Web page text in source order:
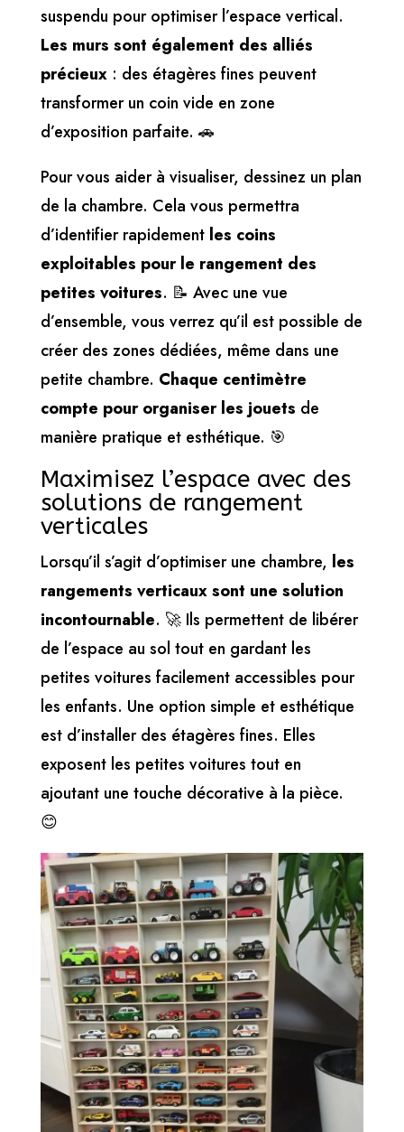
suspendu pour optimiser l’espace vertical.
Les murs sont également des alliés
précieux: des étagères fines peuvent
transformer un coin vide en zone
d’exposition parfaite. 🚗
Pour vous aider à visualiser, dessinez un plan
de la chambre. Cela vous permettra
d’identifier rapidement les coins
exploitables pour le rangement des
petites voitures. 📝 Avec une vue
d’ensemble, vous verrez qu’il est possible de
créer des zones dédiées, même dans une
petite chambre. Chaque centimètre
compte pour organiser les jouets de
manière pratique et esthétique. 🎯
Maximisez l’espace avec des
solutions de rangement
verticales
Lorsqu’il s’agit d’optimiser une chambre, les
rangements verticaux sont une solution
incontournable. 🚀 Ils permettent de libérer
de l’espace au sol tout en gardant les
petites voitures facilement accessibles pour
les enfants. Une option simple et esthétique
est d’installer des étagères fines. Elles
exposent les petites voitures tout en
ajoutant une touche décorative à la pièce.
😊